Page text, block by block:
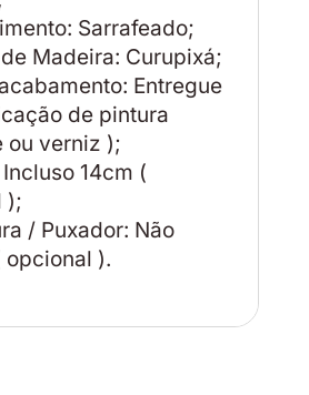
Sarrafeado;
Madeira: Curupixá;
Entregue
de pintura
ou verniz );
14cm (
);
/ Puxador: Não
opcional ).